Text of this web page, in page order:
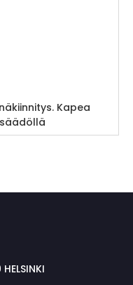
Kapea